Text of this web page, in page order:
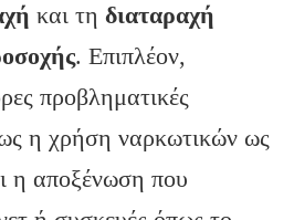
και τη διαταραχή
. Επιπλέον,
προβληματικές
η χρήση ναρκωτικών ως
η αποξένωση που